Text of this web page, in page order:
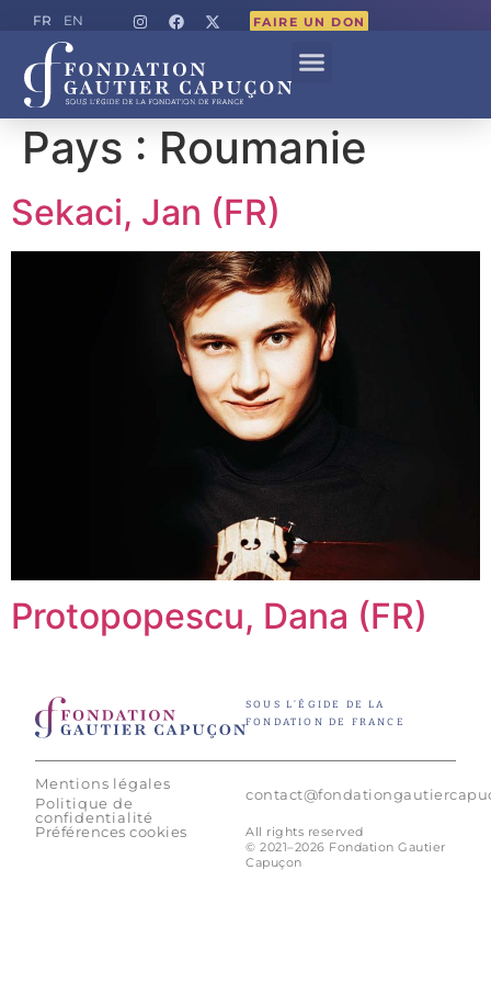
FR EN FAIRE UN DON
Pays : Roumanie
Sekaci, Jan (FR)
Protopopescu, Dana (FR)
SOUS L’ÉGIDE DE LA
FONDATION DE FRANCE
Mentions légales
Politique de
confidentialité
Préférences cookies
All rights reserved
© 2021–2026 Fondation Gautier
Capuçon